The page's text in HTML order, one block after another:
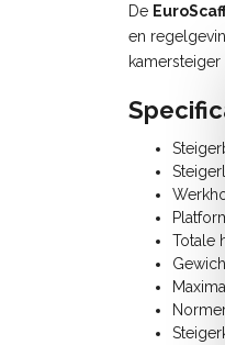
De
en
Totale